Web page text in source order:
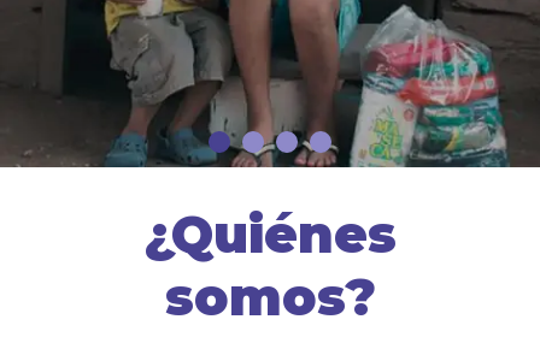
¿Quiénes
somos?